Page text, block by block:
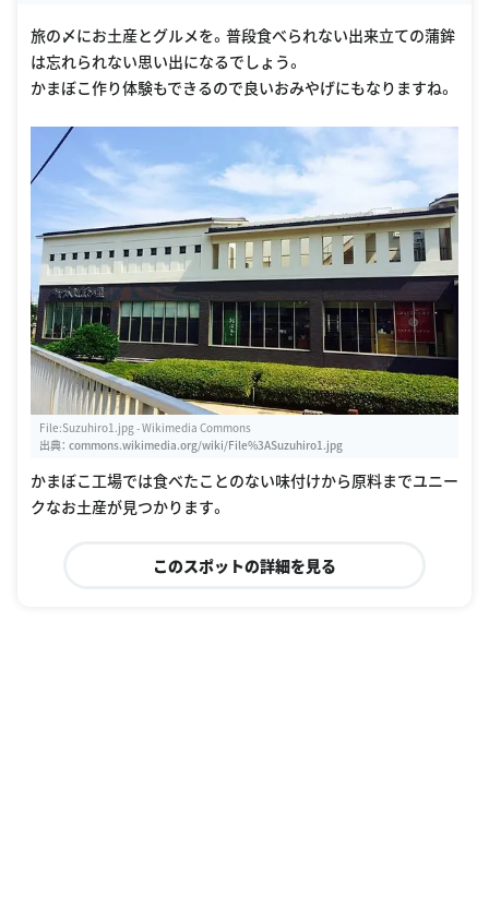
旅の〆にお土産とグルメを。普段食べられない出来立ての蒲鉾
は忘れられない思い出になるでしょう。
かまぼこ作り体験もできるので良いおみやげにもなりますね。
File:Suzuhiro1.jpg - Wikimedia Commons
出典： commons.wikimedia.org/wiki/File%3ASuzuhiro1.jpg
かまぼこ工場では食べたことのない味付けから原料までユニー
クなお土産が見つかります。
このスポットの詳細を見る